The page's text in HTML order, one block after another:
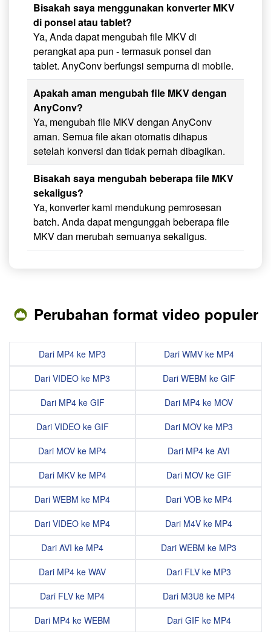
Bisakah saya menggunakan konverter MKV
di ponsel atau tablet?
Ya, Anda dapat mengubah file MKV di
perangkat apa pun - termasuk ponsel dan
tablet. AnyConv berfungsi sempurna di mobile.
Apakah aman mengubah file MKV dengan
AnyConv?
Ya, mengubah file MKV dengan AnyConv
aman. Semua file akan otomatis dihapus
setelah konversi dan tidak pernah dibagikan.
Bisakah saya mengubah beberapa file MKV
sekaligus?
Ya, konverter kami mendukung pemrosesan
batch. Anda dapat mengunggah beberapa file
MKV dan merubah semuanya sekaligus.
Perubahan format video populer
Dari MP4 ke MP3
Dari VIDEO ke MP3
Dari MP4 ke GIF
Dari VIDEO ke GIF
Dari MOV ke MP4
Dari MKV ke MP4
Dari WEBM ke MP4
Dari VIDEO ke MP4
Dari AVI ke MP4
Dari MP4 ke WAV
Dari FLV ke MP4
Dari MP4 ke WEBM
Dari WMV ke MP4
Dari WEBM ke GIF
Dari MP4 ke MOV
Dari MOV ke MP3
Dari MP4 ke AVI
Dari MOV ke GIF
Dari VOB ke MP4
Dari M4V ke MP4
Dari WEBM ke MP3
Dari FLV ke MP3
Dari M3U8 ke MP4
Dari GIF ke MP4